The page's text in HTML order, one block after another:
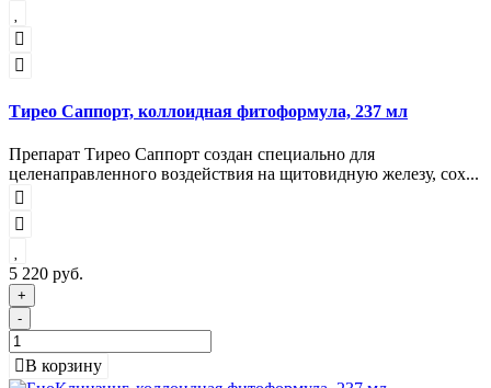
Тирео Саппорт, коллоидная фитоформула, 237 мл
Препарат Тирео Саппорт создан специально для
целенаправленного воздействия на щитовидную железу, сох...
5 220 руб.
+
-
В корзину